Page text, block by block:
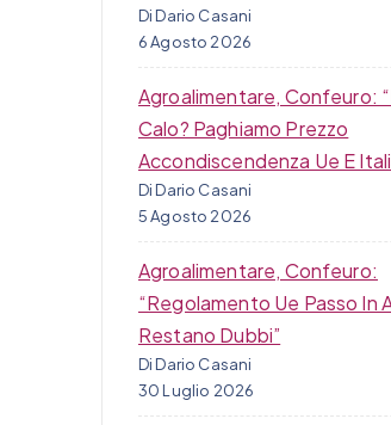
Di Dario Casani
6 Agosto 2026
Agroalimentare, Confeuro:
Calo? Paghiamo Prezzo
Accondiscendenza Ue E
Di Dario Casani
5 Agosto 2026
Agroalimentare, Confeuro:
“Regolamento Ue Passo In
Restano Dubbi”
Di Dario Casani
30 Luglio 2026